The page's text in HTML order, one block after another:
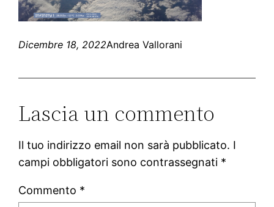
Dicembre 18, 2022Andrea Vallorani
Lascia un commento
Il tuo indirizzo email non sarà pubblicato. I
campi obbligatori sono contrassegnati *
Commento *